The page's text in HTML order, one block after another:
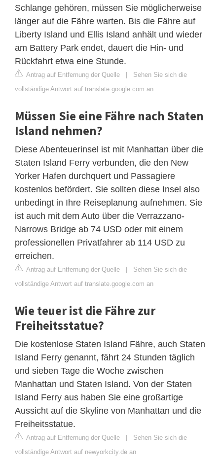
Schlange gehören, müssen Sie möglicherweise
länger auf die Fähre warten. Bis die Fähre auf
Liberty Island und Ellis Island anhält und wieder
am Battery Park endet, dauert die Hin- und
Rückfahrt etwa eine Stunde.
Antrag auf Entfernung der Quelle | Sehen Sie sich die
vollständige Antwort auf translate.google.com an
Müssen Sie eine Fähre nach Staten
Island nehmen?
Diese Abenteuerinsel ist mit Manhattan über die
Staten Island Ferry verbunden, die den New
Yorker Hafen durchquert und Passagiere
kostenlos befördert. Sie sollten diese Insel also
unbedingt in Ihre Reiseplanung aufnehmen. Sie
ist auch mit dem Auto über die Verrazzano-
Narrows Bridge ab 74 USD oder mit einem
professionellen Privatfahrer ab 114 USD zu
erreichen.
Antrag auf Entfernung der Quelle | Sehen Sie sich die
vollständige Antwort auf translate.google.com an
Wie teuer ist die Fähre zur
Freiheitsstatue?
Die kostenlose Staten Island Fähre, auch Staten
Island Ferry genannt, fährt 24 Stunden täglich
und sieben Tage die Woche zwischen
Manhattan und Staten Island. Von der Staten
Island Ferry aus haben Sie eine großartige
Aussicht auf die Skyline von Manhattan und die
Freiheitsstatue.
Antrag auf Entfernung der Quelle | Sehen Sie sich die
vollständige Antwort auf newyorkcity.de an